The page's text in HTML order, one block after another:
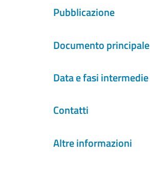
Pubblicazione
Documento principale
Data e fasi intermedie
Contatti
Altre informazioni